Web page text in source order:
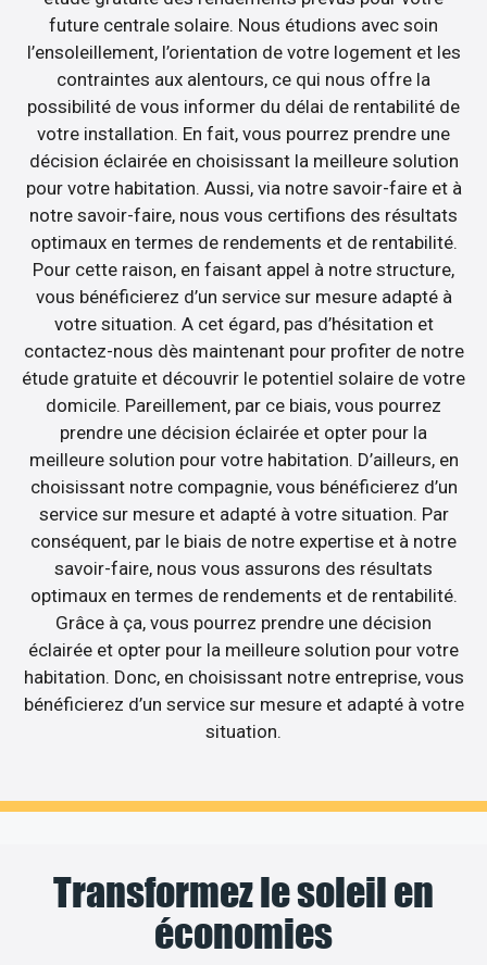
future centrale solaire. Nous étudions avec soin
l’ensoleillement, l’orientation de votre logement et les
contraintes aux alentours, ce qui nous offre la
possibilité de vous informer du délai de rentabilité de
votre installation. En fait, vous pourrez prendre une
décision éclairée en choisissant la meilleure solution
pour votre habitation. Aussi, via notre savoir-faire et à
notre savoir-faire, nous vous certifions des résultats
optimaux en termes de rendements et de rentabilité.
Pour cette raison, en faisant appel à notre structure,
vous bénéficierez d’un service sur mesure adapté à
votre situation. A cet égard, pas d’hésitation et
contactez-nous dès maintenant pour profiter de notre
étude gratuite et découvrir le potentiel solaire de votre
domicile. Pareillement, par ce biais, vous pourrez
prendre une décision éclairée et opter pour la
meilleure solution pour votre habitation. D’ailleurs, en
choisissant notre compagnie, vous bénéficierez d’un
service sur mesure et adapté à votre situation. Par
conséquent, par le biais de notre expertise et à notre
savoir-faire, nous vous assurons des résultats
optimaux en termes de rendements et de rentabilité.
Grâce à ça, vous pourrez prendre une décision
éclairée et opter pour la meilleure solution pour votre
habitation. Donc, en choisissant notre entreprise, vous
bénéficierez d’un service sur mesure et adapté à votre
situation.
Transformez le soleil en
économies